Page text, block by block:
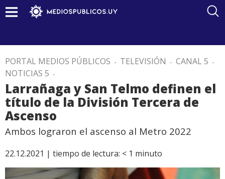
PORTAL MEDIOS PÚBLICOS . TELEVISIÓN . CANAL 5 .
NOTICIAS 5 .
Larrañaga y San Telmo definen el
título de la División Tercera de
Ascenso
Ambos lograron el ascenso al Metro 2022
22.12.2021 | tiempo de lectura: < 1 minuto